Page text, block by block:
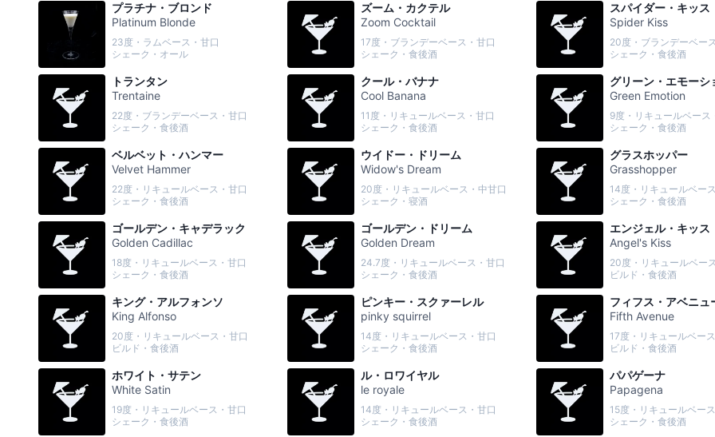
プラチナ・ブロンド
Platinum Blonde
23度・ラムベース・甘口
シェーク・オール
ズーム・カクテル
Zoom Cocktail
17度・ブランデーベース・甘口
シェーク・食後酒
スパイダー・キッス
Spider Kiss
20度・ブランデーベー
シェーク・食後酒
トランタン
Trentaine
22度・ブランデーベース・甘口
シェーク・食後酒
クール・バナナ
Cool Banana
11度・リキュールベース・甘口
シェーク・食後酒
グリーン・エモーシ
Green Emotion
9度・リキュールベース
シェーク・食後酒
ベルベット・ハンマー
Velvet Hammer
22度・リキュールベース・甘口
シェーク・食後酒
ウイドー・ドリーム
Widow's Dream
20度・リキュールベース・中甘口
シェーク・寝酒
グラスホッパー
Grasshopper
14度・リキュールベー
シェーク・食後酒
ゴールデン・キャデラック
Golden Cadillac
18度・リキュールベース・甘口
シェーク・食後酒
ゴールデン・ドリーム
Golden Dream
24.7度・リキュールベース・甘口
シェーク・食後酒
エンジェル・キッス
Angel's Kiss
20度・リキュールベー
ビルド・食後酒
キング・アルフォンソ
King Alfonso
20度・リキュールベース・甘口
ビルド・食後酒
ピンキー・スクァーレル
pinky squirrel
14度・リキュールベース・甘口
シェーク・食後酒
フィフス・アベニュ
Fifth Avenue
17度・リキュールベー
ビルド・食後酒
ホワイト・サテン
White Satin
19度・リキュールベース・甘口
シェーク・食後酒
ル・ロワイヤル
le royale
14度・リキュールベース・甘口
シェーク・食後酒
パパゲーナ
Papagena
15度・リキュールベー
シェーク・食後酒